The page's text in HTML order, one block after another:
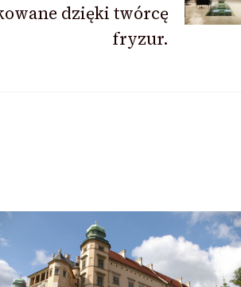
dzięki twórcę
fryzur.